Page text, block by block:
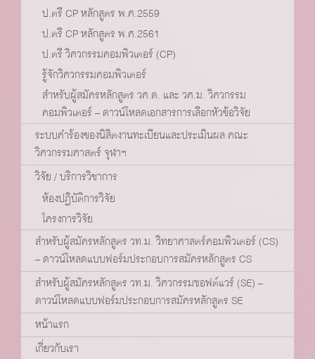
ป.ตรี CP หลักสูตร พ.ศ.2559
ป.ตรี CP หลักสูตร พ.ศ.2561
ป.ตรี วิศวกรรมคอมพิวเตอร์ (CP)
รู้จักวิศวกรรมคอมพิวเตอร์
สำหรับผู้สมัครหลักสูตร วศ.ด. และ วศ.ม. วิศวกรรม
คอมพิวเตอร์ – ดาวน์โหลดเอกสารการเลือกหัวข้อวิจัย
ระบบคำร้องของนิสิตงานทะเบียนและประเมินผล คณะ
วิศวกรรมศาสตร์ จุฬาฯ
วิจัย / บริการวิชาการ
ห้องปฏิบัติการวิจัย
โครงการวิจัย
สำหรับผู้สมัครหลักสูตร วท.ม. วิทยาศาสตร์คอมพิวเตอร์ (CS)
– ดาวน์โหลดแบบฟอร์มประกอบการสมัครหลักสูตร CS
สำหรับผู้สมัครหลักสูตร วท.ม. วิศวกรรมซอฟต์แวร์ (SE) –
ดาวน์โหลดแบบฟอร์มประกอบการสมัครหลักสูตร SE
หน้าแรก
เกี่ยวกับเรา